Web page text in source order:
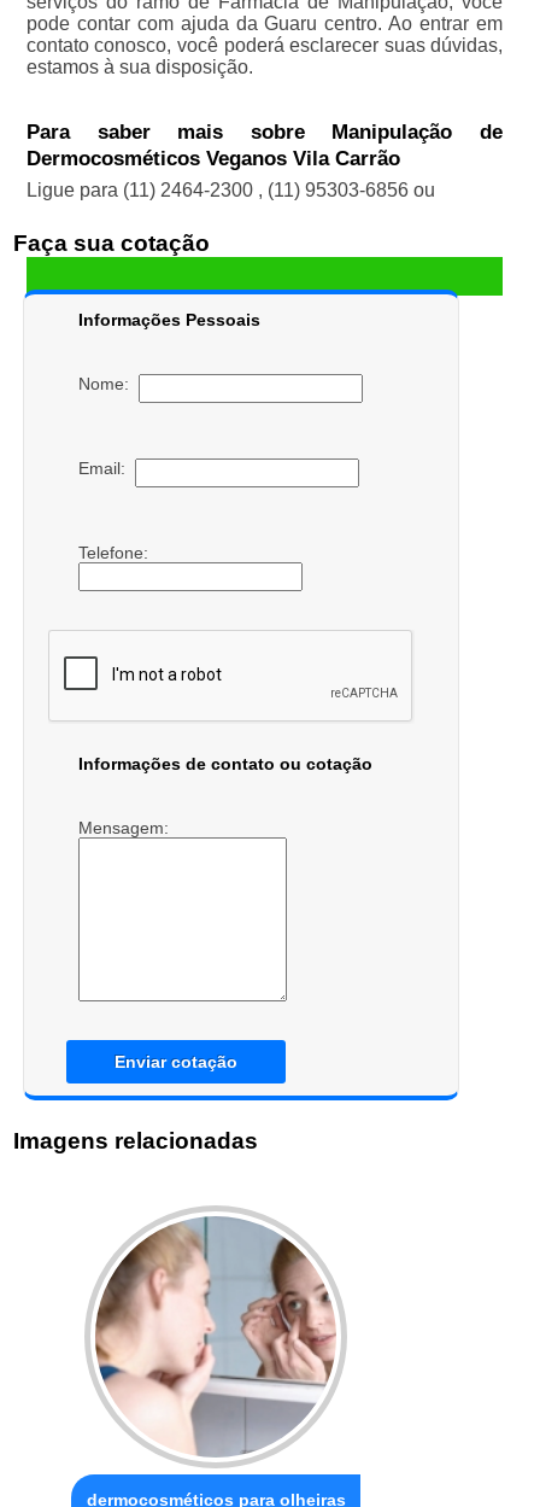
pode contar com ajuda da Guaru centro. Ao entrar em
contato conosco, você poderá esclarecer suas dúvidas,
estamos à sua disposição.
Para saber mais sobre Manipulação de
Dermocosméticos Veganos Vila Carrão
Ligue para (11) 2464-2300 , (11) 95303-6856 ou
Faça sua cotação
Informações Pessoais
Nome:
Email:
Telefone:
Informações de contato ou cotação
Mensagem:
Enviar cotação
Imagens relacionadas
dermocosméticos para olheiras